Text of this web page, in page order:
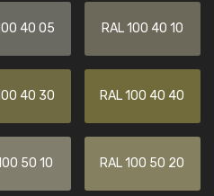
40 05 RAL 100 40 10
40 30 RAL 100 40 40
50 10 RAL 100 50 20